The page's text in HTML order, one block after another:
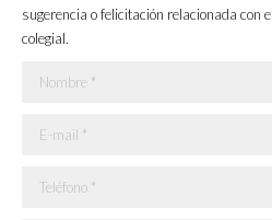
windowwindowwindowwindow
sugerencia o felicitación relacionada con
colegial.
Nombre *
E-mail *
Teléfono *